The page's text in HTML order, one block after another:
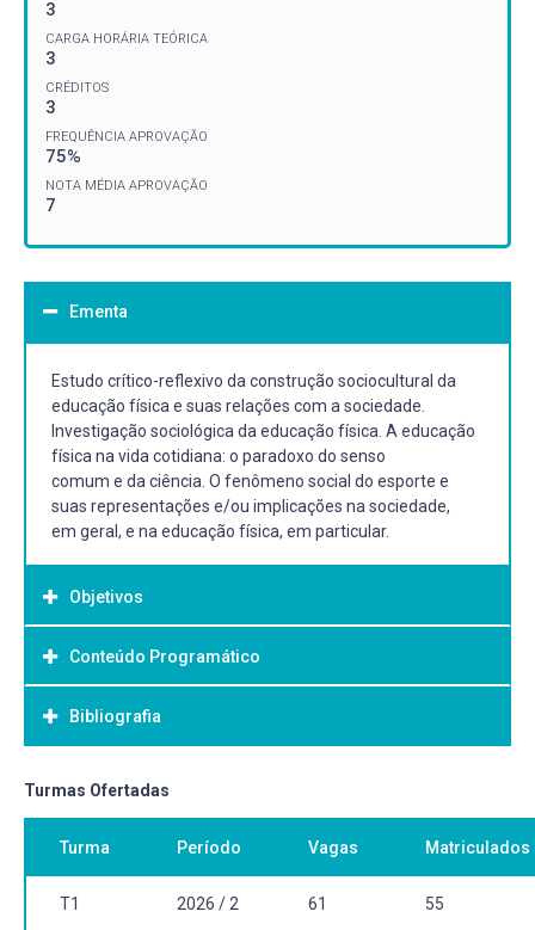
3
CARGA HORÁRIA TEÓRICA
3
CRÉDITOS
3
FREQUÊNCIA APROVAÇÃO
75%
NOTA MÉDIA APROVAÇÃO
7
Ementa
Estudo crítico-reflexivo da construção sociocultural da
educação física e suas relações com a sociedade.
Investigação sociológica da educação física. A educação
física na vida cotidiana: o paradoxo do senso
comum e da ciência. O fenômeno social do esporte e
suas representações e/ou implicações na sociedade,
em geral, e na educação física, em particular.
Objetivos
Objetivo Geral:
Explicitar as relações entre educação física e sociedade –
aspectos históricos, culturais, econômicos,
sociológicos, religiosos, políticos;
- Promover reflexão e compreensão dos conceitos e
noções, saberes e práticas implícitos nos conteúdos e
escolhas metodológicas da educação física;
Conteúdo Programático
Bibliografia
Bibliografia Básica:
BAUMAN, Zygmunt; MAY, Tim. Aprendendo a pensar com
a sociologia. Rio de Janeiro: Jorge Zahar, 2010. Tradução
de Alexandre Werneck. 301 p.
BRACHT, Valter. Sociologia crítica do esporte: Uma
Turmas Ofertadas
Turma Período Vagas Matriculados
T1 2026 / 2 61 55